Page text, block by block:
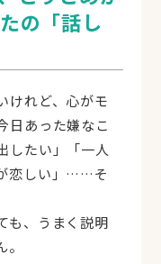
円
円
円
1,000円から購
与）。
の「話し
けれど、心がモ
日あった嫌なこ
したい」「一人
恋しい」……そ
も、うまく説明